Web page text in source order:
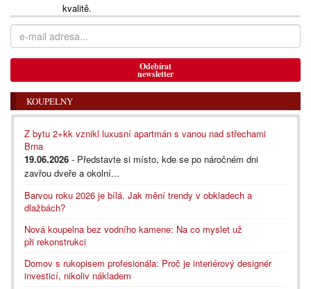
kvalitě.
Odebírat
newsletter
KOUPELNY
Z bytu 2+kk vznikl luxusní apartmán s vanou nad střechami
Brna
19.06.2026 - Představte si místo, kde se po náročném dni
zavřou dveře a okolní...
Barvou roku 2026 je bílá. Jak mění trendy v obkladech a
dlažbách?
Nová koupelna bez vodního kamene: Na co myslet už
při rekonstrukci
Domov s rukopisem profesionála: Proč je interiérový designér
investicí, nikoliv nákladem